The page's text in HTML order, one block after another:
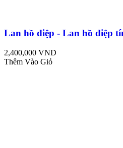
Lan hồ điệp - Lan hồ điệp
2,400,000 VND
Thêm Vào Giỏ